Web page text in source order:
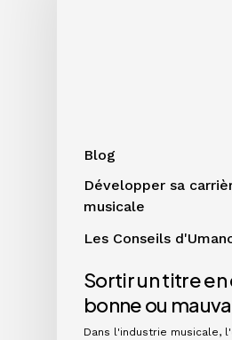
Blog
Développer sa
musicale
Les Conseils
Sortir un titre en
bonne ou
Dans l'industrie musicale,